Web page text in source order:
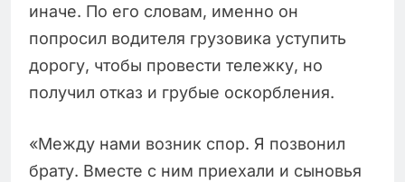
иначе. По его словам, именно он
попросил водителя грузовика уступить
дорогу, чтобы провести тележку, но
получил отказ и грубые оскорбления.
«Между нами возник спор. Я позвонил
брату. Вместе с ним приехали и сыновья